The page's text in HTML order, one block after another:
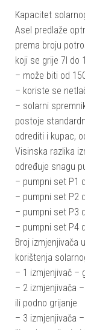
Kapacitet
Asel predlaže
prema broju
koji se grije 7l do
– može biti od
– koriste se
– solarni
postoje
odrediti i kupac,
Visinska razlika
određuje snagu
– pumpni set P1
– pumpni set P2
– pumpni set P3
– pumpni set P4
Broj izmjenjivača
korištenja
– 1 izmjenjivač –
– 2 izmjenjivača
ili podno grijanje
– 3 izmjenjivača